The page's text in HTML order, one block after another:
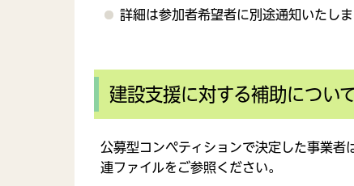
詳細は参加者希望者に別途通知いたしま
建設支援に対する補助につい
公募型コンペティションで決定した事業
連ファイルをご参照ください。